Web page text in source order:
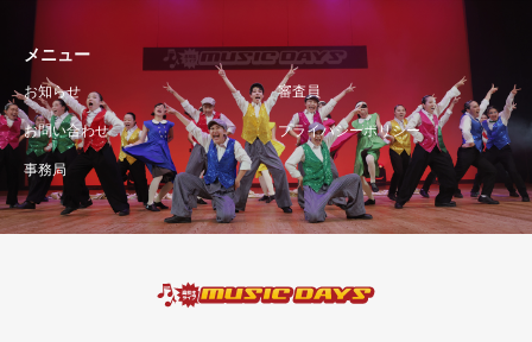
メニュー
お知らせ 審査員
お問い合わせ プライバシーポリシー
事務局